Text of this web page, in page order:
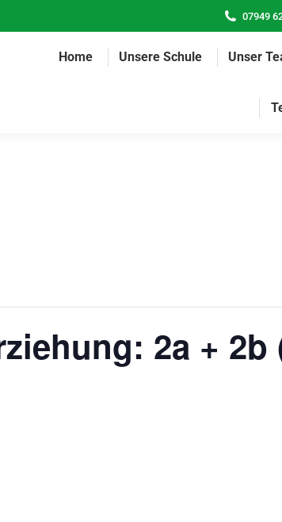
07949
Home Unsere Schule Unser
2a + 2b